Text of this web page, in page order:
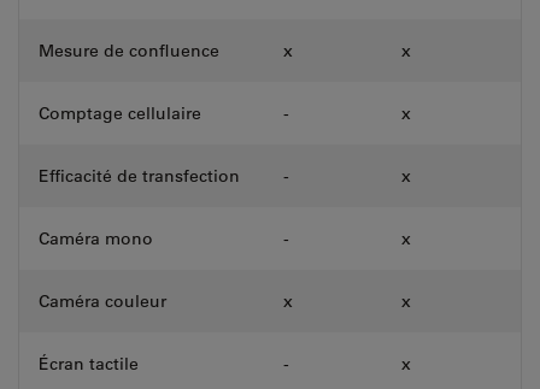
Mesure de confluence x x
Comptage cellulaire - x
Efficacité de transfection - x
Caméra mono - x
Caméra couleur x x
Écran tactile - x